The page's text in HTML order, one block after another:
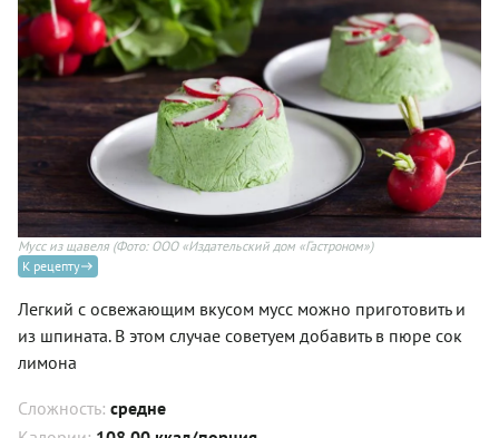
Мусс из щавеля (Фото: ООО «Издательский дом «Гастроном»)
К рецепту
Легкий с освежающим вкусом мусс можно приготовить и
из шпината. В этом случае советуем добавить в пюре сок
лимона
Сложность: средне